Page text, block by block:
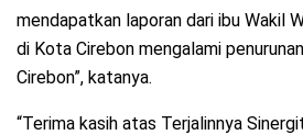
mendapatkan laporan dari ibu Wakil
di Kota Cirebon mengalami
Cirebon”, katanya.
“Terima kasih atas Terjalinnya